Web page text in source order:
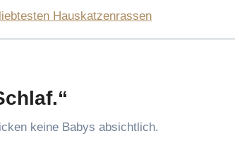
Hauskatzenrassen
keine Babys absichtlich.